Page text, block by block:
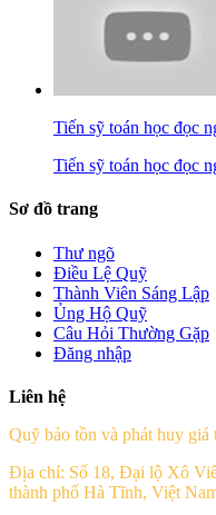
Tiến sỹ toán học đọc
Tiến sỹ toán học đọc
Sơ đồ trang
Thư ngõ
Điều Lệ Quỹ
Thành Viên Sáng Lập
Ủng Hộ Quỹ
Câu Hỏi Thường Gặp
Đăng nhập
Liên hệ
Quỹ bảo tồn và phát huy
Địa chỉ: Số 18, Đại lộ Xô
thành phố Hà Tĩnh, Việt